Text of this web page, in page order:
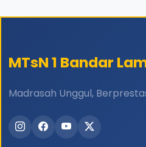
MTsN 1 Bandar
Madrasah Unggul,